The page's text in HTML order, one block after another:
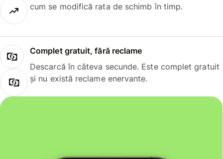
cum se modifică rata de schimb în timp.
Complet gratuit, fără reclame
Descarcă în câteva secunde. Este complet gratuit
și nu există reclame enervante.